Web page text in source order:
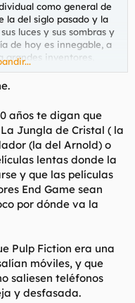
como general de
la del siglo pasado y la
luces y sus sombras y
de hoy es innegable, a
inventores,
escritos, reflexiones
de las cosas, de la
mucha gente llevaba
sin embargo
entre la juventud, los
que son muy religiosos
en ese tipo de
ose tener algún tipo de
en fe. La música
simples carentes de
de sentido, la forma
a pantallas,
unión entre hombres y
en peligro de
con masculinidad cada
sea muy paladable y
aditivos y
años te digan que
Jungla de Cristal ( la
(la del Arnold) o
lentas donde la
y que las películas
End Game sean
por dónde va la
Pulp Fiction era una
móviles, y que
saliesen teléfonos
y desfasada.